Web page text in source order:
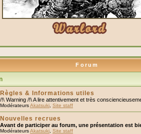
Forum
Règles & Informations utiles
/!\ Warning /!\ A lire attentivement et très
ModérateursAkatsuki Site staff
Nouvelles recrues
Avant de participer au forum, une présentation est
ModérateursAkatsuki Site staff